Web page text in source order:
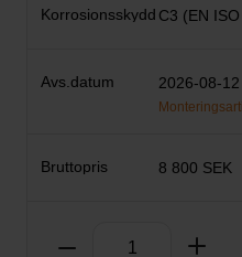
C3 (EN
2026-08-12
8 800 SEK
Ta bort